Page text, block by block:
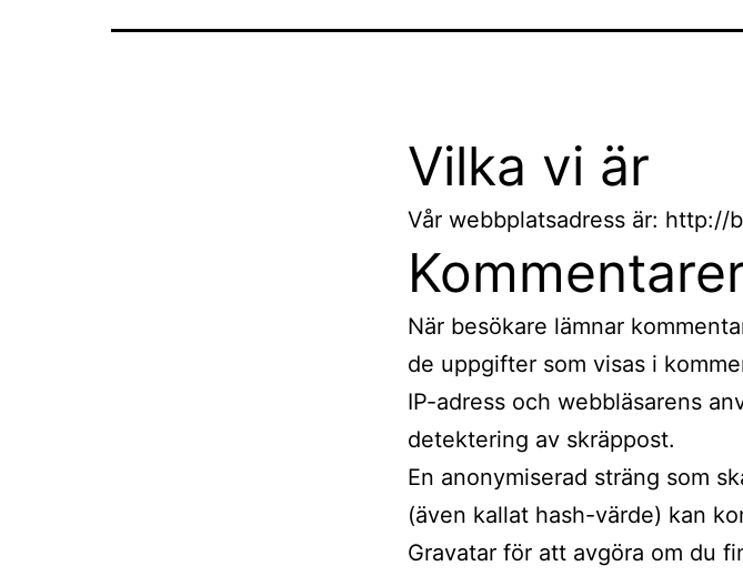
Vilka vi är
Vår webbplatsadress är: http://
När besökare lämnar
de uppgifter som visas i
IP-adress och webbläsarens
detektering av skräppost.
En anonymiserad sträng som
(även kallat hash-värde) kan
Gravatar för att avgöra om du